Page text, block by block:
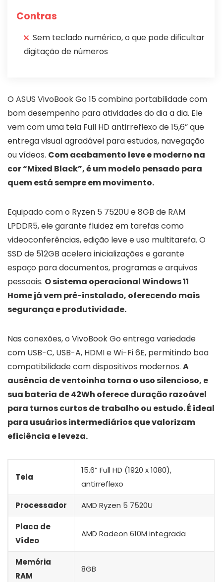
Contras
Sem teclado numérico, o que pode dificultar
digitação de números
O ASUS VivoBook Go 15 combina portabilidade com
bom desempenho para atividades do dia a dia. Ele
vem com uma tela Full HD antirreflexo de 15,6” que
entrega visual agradável para estudos, navegação
ou vídeos. Com acabamento leve e moderno na
cor “Mixed Black”, é um modelo pensado para
quem está sempre em movimento.
Equipado com o Ryzen 5 7520U e 8GB de RAM
LPDDR5, ele garante fluidez em tarefas como
videoconferências, edição leve e uso multitarefa. O
SSD de 512GB acelera inicializações e garante
espaço para documentos, programas e arquivos
pessoais. O sistema operacional Windows 11
Home já vem pré-instalado, oferecendo mais
segurança e produtividade.
Nas conexões, o VivoBook Go entrega variedade
com USB-C, USB-A, HDMI e Wi-Fi 6E, permitindo boa
compatibilidade com dispositivos modernos. A
ausência de ventoinha torna o uso silencioso, e
sua bateria de 42Wh oferece duração razoável
para turnos curtos de trabalho ou estudo. É ideal
para usuários intermediários que valorizam
eficiência e leveza.
Tela
15.6” Full HD (1920 x 1080),
antirreflexo
Processador AMD Ryzen 5 7520U
Placa de
Vídeo
AMD Radeon 610M integrada
Memória
RAM
8GB